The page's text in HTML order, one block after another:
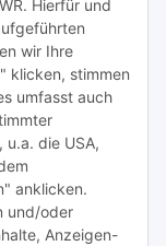
Hierfür und
wir Ihre
klicken, stimmen
umfasst auch
die USA,
anklicken.
und/oder
Anzeigen-